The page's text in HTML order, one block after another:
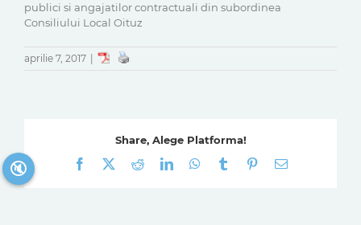
publici si angajatilor contractuali din subordinea
Consiliului Local Oituz
aprilie 7, 2017
Share, Alege Platforma!
Facebook
RedditLinkedInWhatsApp
Tumblr Pinterest
E-
🔇